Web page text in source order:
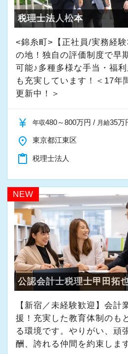
「まずはやってみる」
そんな姿勢をお持ちの方で
しながらさらに成長できる
一緒に学び、成長しながら
～事業の発展に寄与するた
会計・税務を通じて、貢献
し、人生豊かで幸せになる
～
当事務所では、経営者やそ
まがより良い未来を実現で
に取り組んでいます。
また、職員一人ひとりが仕
を感じながら、安心して長
りたいと考えています。
私たちと一緒に成長しなが
か。
ご応募をお待ちしておりま
税理士法人松本
<錦糸町>【正社員/実務経
の地！独自の評価制度で早
可能♪多種多様な手当・福
も充実しています！＜17年
更新中！＞
currency_yen 年収480～800万円 / 月給35万
place 東京都江東区
content_paste 税理士法人
NEW
公認会計士税理士甲田拓
【新宿／未経験歓迎】会計
援！充実した教育体制のも
る環境です。やりがい、頑
酬、誇れる仲間を約束しま